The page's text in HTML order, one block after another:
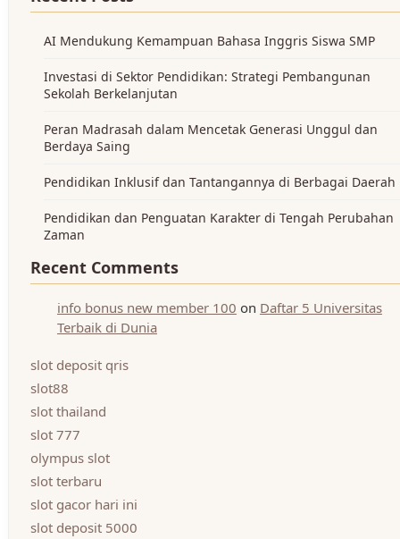
AI Mendukung Kemampuan Bahasa Inggris Siswa SMP
Investasi di Sektor Pendidikan: Strategi Pembangunan
Sekolah Berkelanjutan
Peran Madrasah dalam Mencetak Generasi Unggul dan
Berdaya Saing
Pendidikan Inklusif dan Tantangannya di Berbagai Daerah
Pendidikan dan Penguatan Karakter di Tengah Perubahan
Zaman
Recent Comments
info bonus new member 100 on Daftar 5 Universitas
Terbaik di Dunia
slot deposit qris
slot88
slot thailand
slot 777
olympus slot
slot terbaru
slot gacor hari ini
slot deposit 5000